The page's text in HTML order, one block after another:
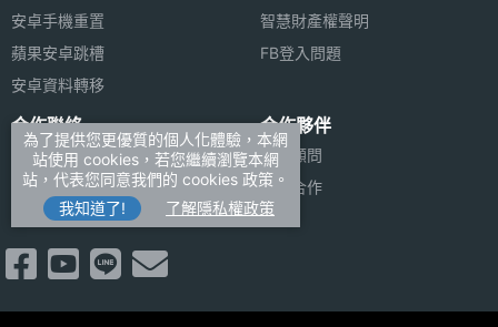
安卓手機重置
蘋果安卓跳槽
安卓資料轉移
智慧財產權聲明
FB登入問題
合作聯絡
廣告刊登
加入商店報價
新聞聯絡
合作夥伴
法律顧問
媒體合作
為了提供您更優質的個人化體驗，本網
站使用 cookies，若您繼續瀏覽本網
站，代表您同意我們的 cookies 政策。
我知道了!
了解隱私權政策